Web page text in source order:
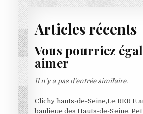
Articles récents
Vous pourriez
aimer
Il n’y a pas d’entrée similaire.
Clichy hauts-de-Seine,Le RER E
banlieue des Hauts-de-Seine.